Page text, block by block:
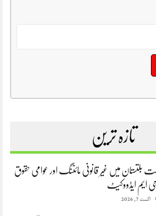
تازہ ترین
بلتستان میں غیر قانونی مائننگ اور عوامی حقوق
ایم ایڈووکیٹ
اگست 7, 2026